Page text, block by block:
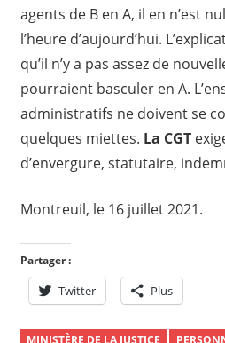
agents de B en A, il en n’est
l’heure d’aujourd’hui.
qu’il n’y a pas assez de
pourraient basculer en A.
administratifs ne doivent se
quelques miettes. La CGT
d’envergure, statutaire,
Montreuil, le 16 juillet 2021.
Partager :
Twitter Plus
MINISTÈRE DE LA JUSTICE